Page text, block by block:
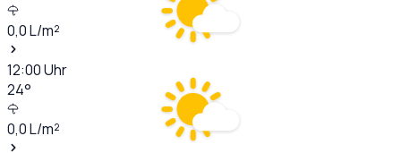
0,0L/m²
12:00Uhr
24°
0,0L/m²